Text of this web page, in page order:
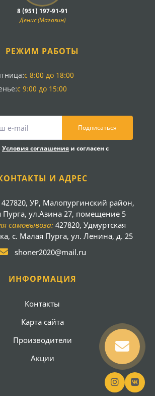
8 (951) 197-91-91
Денис (Магазин)
РЕЖИМ РАБОТЫ
с 8:00 до 18:00
с 9:00 до 15:00
Подписаться
Условия соглашения и согласен с
И АДРЕС
427820, УР, Малопургинский район,
Пурга, ул.Азина 27, помещение 5
самовывоза:427820, Удмуртская
с. Малая Пурга, ул. Ленина, д. 25
shoner2020@mail.ru
ИНФОРМАЦИЯ
Контакты
Карта сайта
Производители
Акции